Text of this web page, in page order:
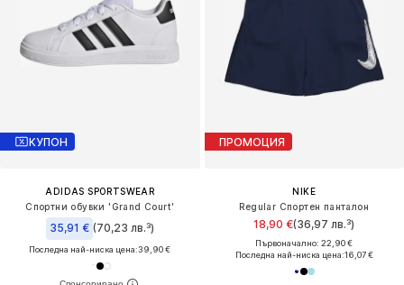
КУПОН
ADIDAS SPORTSWEAR
Спортни обувки 'Grand Court'
35,91 € (70,23 лв.³)
Последна най-ниска цена:39,90 €
ПРОМОЦИЯ
NIKE
Regular Спортен панталон
18,90 €(36,97 лв.³)
Първоначално: 22,90 €
Последна най-ниска цена:16,07 €